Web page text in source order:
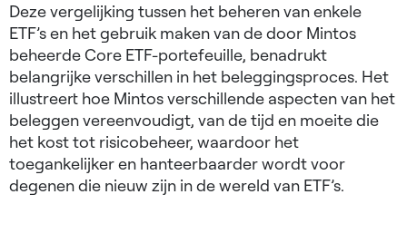
Deze vergelijking tussen het beheren van enkele
ETF’s en het gebruik maken van de door Mintos
beheerde Core ETF-portefeuille, benadrukt
belangrijke verschillen in het beleggingsproces. Het
illustreert hoe Mintos verschillende aspecten van het
beleggen vereenvoudigt, van de tijd en moeite die
het kost tot risicobeheer, waardoor het
toegankelijker en hanteerbaarder wordt voor
degenen die nieuw zijn in de wereld van ETF’s.